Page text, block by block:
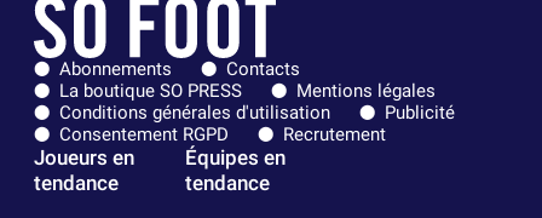
Abonnements
Contacts
La boutique SO PRESS
Mentions légales
Conditions générales d'utilisation
Publicité
Consentement RGPD
Recrutement
Joueurs en
tendance
Équipes en
tendance